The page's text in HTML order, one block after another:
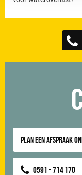
Plan een afspraak
0591 - 714 170